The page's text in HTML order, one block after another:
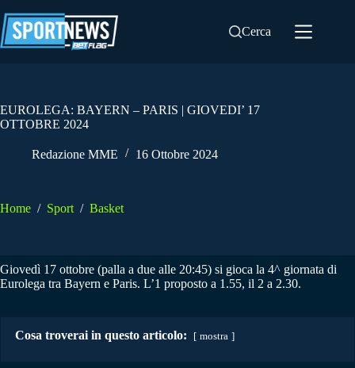
al
contenuto
Cerca
EUROLEGA: BAYERN – PARIS | GIOVEDI’ 17
OTTOBRE 2024
Redazione MME 16 Ottobre 2024
Home / Sport / Basket
Giovedì 17 ottobre (palla a due alle 20:45) si gioca la 4^ giornata di
Eurolega tra Bayern e Paris. L’1 proposto a 1.55, il 2 a 2.30.
Cosa troverai in questo articolo: mostra